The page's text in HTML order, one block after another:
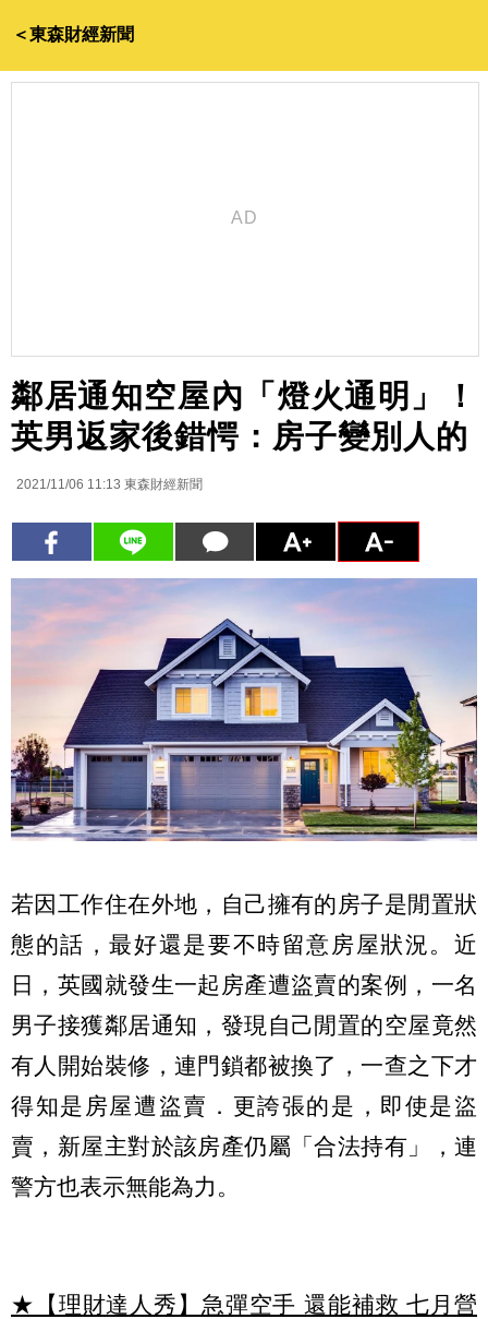
＜東森財經新聞
鄰居通知空屋內「燈火通明」！
英男返家後錯愕：房子變別人的
2021/11/06 11:13 東森財經新聞
若因工作住在外地，自己擁有的房子是閒置狀
態的話，最好還是要不時留意房屋狀況。近
日，英國就發生一起房產遭盜賣的案例，一名
男子接獲鄰居通知，發現自己閒置的空屋竟然
有人開始裝修，連門鎖都被換了，一查之下才
得知是房屋遭盜賣．更誇張的是，即使是盜
賣，新屋主對於該房產仍屬「合法持有」，連
警方也表示無能為力。
★【理財達人秀】急彈空手 還能補救 七月營